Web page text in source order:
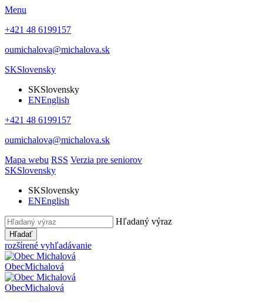
Menu
+421 48 6199157
oumichalova@michalova.sk
SKSlovensky
SKSlovensky
ENEnglish
+421 48 6199157
oumichalova@michalova.sk
Mapa webu RSS Verzia pre seniorov
SKSlovensky
SKSlovensky
ENEnglish
Hľadaný výraz
Hľadať
rozšírené vyhľadávanie
ObecMichalová
ObecMichalová